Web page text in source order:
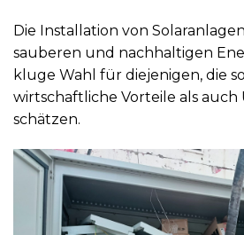
Die Installation von
sauberen und nachhaltigen
kluge Wahl für diejenigen, die
wirtschaftliche Vorteile als
schätzen.